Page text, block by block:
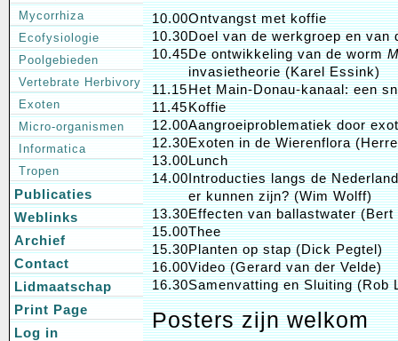
10.00Ontvangst met koffie
10.30Doel van de werkgroep en van
10.45De ontwikkeling van de worm
invasietheorie (Karel Essink)
11.15Het Main-Donau-kanaal: een
11.45Koffie
12.00Aangroeiproblematiek door
12.30Exoten in de Wierenflora
13.00Lunch
14.00Introducties langs de
er kunnen zijn? (Wim Wolff)
13.30Effecten van ballastwater (Bert
15.00Thee
15.30Planten op stap (Dick Pegtel)
16.00Video (Gerard van der Velde)
16.30Samenvatting en Sluiting (Rob
Posters zijn welkom
Mycorrhiza
Ecofysiologie
Poolgebieden
Vertebrate Herbivory
Exoten
Micro-organismen
Informatica
Tropen
Publicaties
Weblinks
Archief
Contact
Lidmaatschap
Print Page
Log in